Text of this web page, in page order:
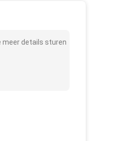
meer details sturen